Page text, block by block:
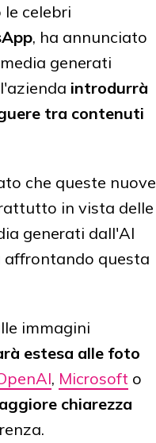
le celebri
, ha annunciato
generati
introdurrà
tra contenuti
che queste nuove
in vista delle
generati dall'AI
affrontando questa
immagini
estesa alle foto
, Microsoft o
chiarezza